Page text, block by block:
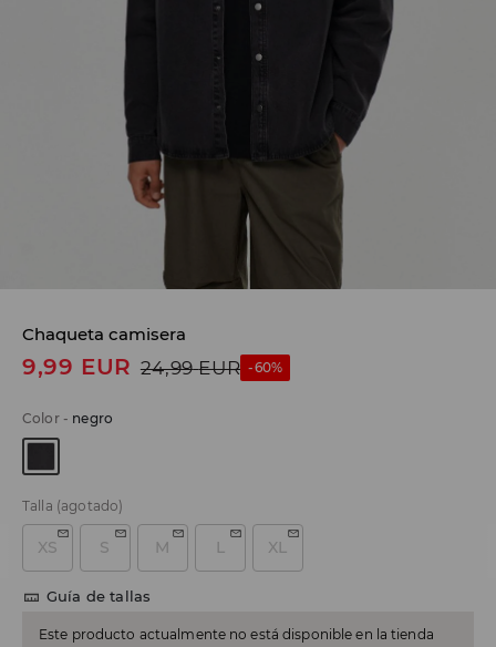
Chaqueta camisera
9,99 EUR 24,99 EUR -60%
Color- negro
Talla (agotado)
XS S M L XL
Guía de tallas
Este producto actualmente no está disponible en la tienda